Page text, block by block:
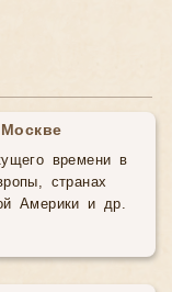
времени в
странах
Америки и др.